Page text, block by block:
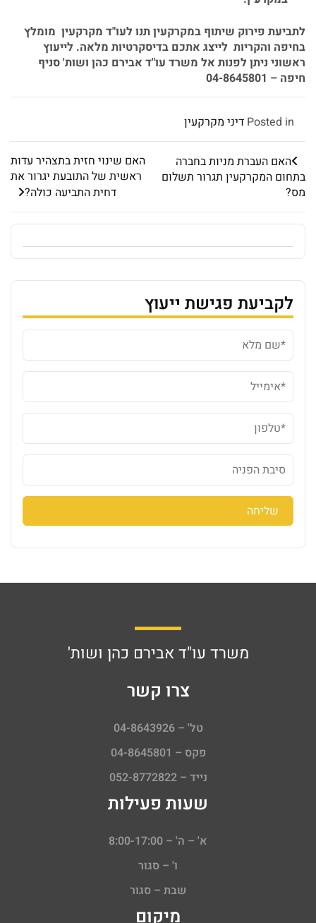
לתביעת פירוק שיתוף במקרקעיןתנו לעו"ד מקרקעין מומלץ
בחיפה והקריות לייצג אתכם בדיסקרטיות מלאה. לייעוץ
ראשוני ניתן לפנות אל משרד עו"ד אבירם כהן ושות'סניף
חיפה – 04-8645801
Posted in דיני מקרקעין
האם העברת מניות בחברה
בתחום המקרקעין תגרור תשלום
מס?
האם שינוי חזית בתצהיר עדות
ראשית של התובעת יגרור את
דחית התביעה כולה?
לקביעת פגישת ייעוץ
משרד עו"ד אבירם כהן ושות'
צרו קשר
טל' – 04-8643926
פקס – 04-8645801
נייד – 052-8772822
שעות פעילות
א' – ה' – 8:00-17:00
ו' – סגור
שבת – סגור
מיקום